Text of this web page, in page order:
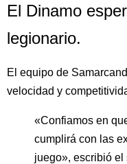
El Dinamo
legionario.
El equipo de
velocidad y
«Confiamos en
cumplirá con las
juego», escribió